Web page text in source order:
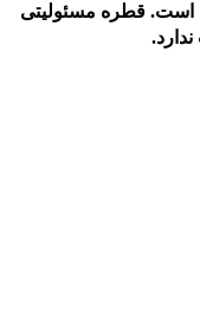
قطره مسئولیتی